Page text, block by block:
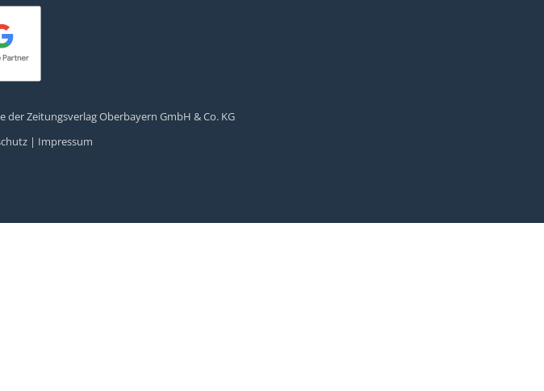
Zeitungsverlag Oberbayern GmbH & Co. KG
| Impressum